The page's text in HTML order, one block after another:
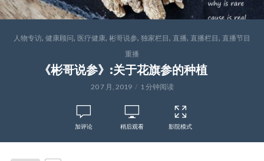
人物专访, 健康顾问, 医疗健康, 彬哥说参, 独家栏目, 直播, 直播栏目, 直播节目
重播
《彬哥说参》:关于花旗参的种植
20 7 月, 2019 1 分钟阅读
加评论 稍后观看 影院模式